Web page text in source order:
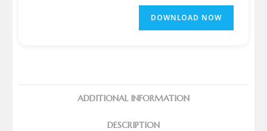
DOWNLOAD NOW
ADDITIONAL INFORMATION
DESCRIPTION